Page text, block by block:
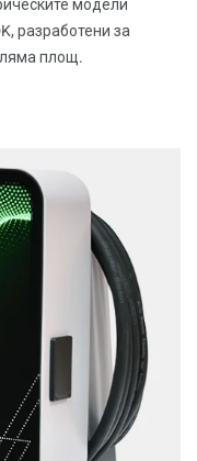
модели
разработени за
площ.